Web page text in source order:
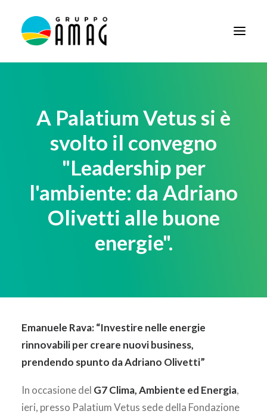
IL GRUPPO
BANDI E AVVISI
SOCIETÀ TRASPARENTE
NEWS
CONTATTI
A Palatium Vetus si è
svolto il convegno
"Leadership per
l'ambiente: da Adriano
Olivetti alle buone
energie".
Emanuele Rava: “Investire nelle energie
rinnovabili per creare nuovi business,
prendendo spunto da Adriano Olivetti”
In occasione del G7 Clima, Ambiente ed Energia,
ieri, presso Palatium Vetus sede della Fondazione